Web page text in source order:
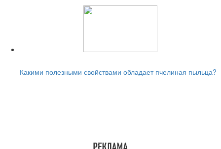
Какими полезными свойствами обладает пчелиная пыльца?